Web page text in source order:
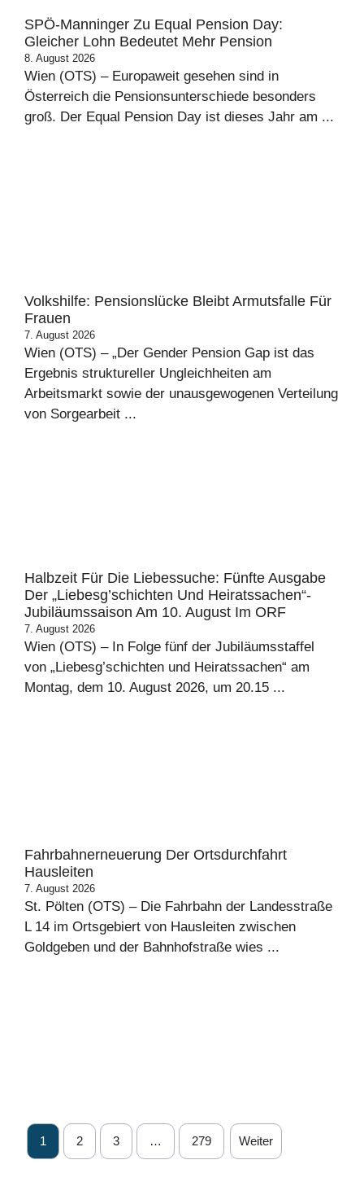
SPÖ-Manninger Zu Equal Pension Day:
Gleicher Lohn Bedeutet Mehr Pension
8. August 2026
Wien (OTS) – Europaweit gesehen sind in
Österreich die Pensionsunterschiede besonders
groß. Der Equal Pension Day ist dieses Jahr am ...
Volkshilfe: Pensionslücke Bleibt Armutsfalle Für
Frauen
7. August 2026
Wien (OTS) – „Der Gender Pension Gap ist das
Ergebnis struktureller Ungleichheiten am
Arbeitsmarkt sowie der unausgewogenen Verteilung
von Sorgearbeit ...
Halbzeit Für Die Liebessuche: Fünfte Ausgabe
Der „Liebesg’schichten Und Heiratssachen“-
Jubiläumssaison Am 10. August Im ORF
7. August 2026
Wien (OTS) – In Folge fünf der Jubiläumsstaffel
von „Liebesg’schichten und Heiratssachen“ am
Montag, dem 10. August 2026, um 20.15 ...
Fahrbahnerneuerung Der Ortsdurchfahrt
Hausleiten
7. August 2026
St. Pölten (OTS) – Die Fahrbahn der Landesstraße
L 14 im Ortsgebiert von Hausleiten zwischen
Goldgeben und der Bahnhofstraße wies ...
1 2 3 … 279 Weiter